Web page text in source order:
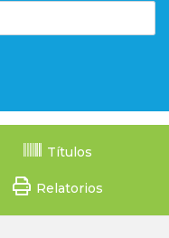
Títulos
Relatorios